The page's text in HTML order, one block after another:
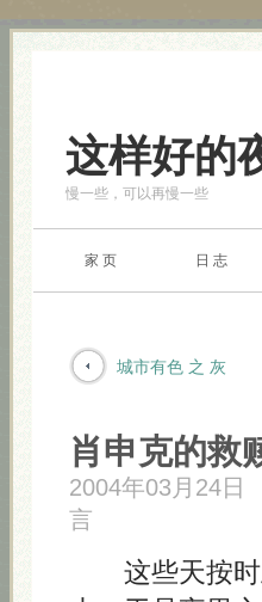
这样好的
慢一些，可以再慢一些
家 页 日 志
城市有色 之 灰
肖申克的救
2004年03月24日
言
这些天按时